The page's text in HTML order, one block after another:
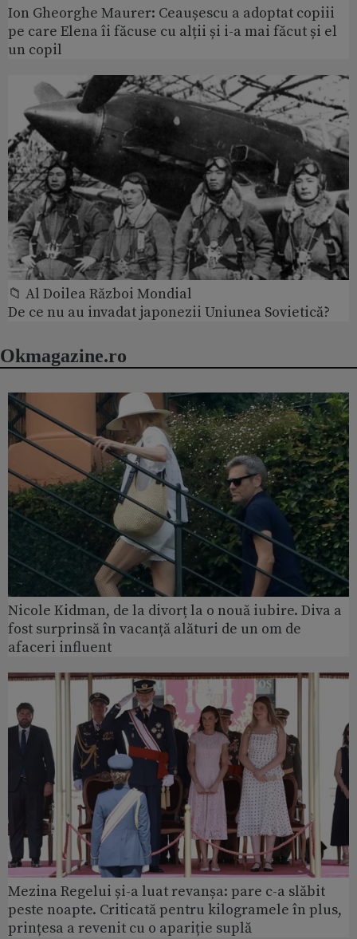
Ion Gheorghe Maurer: Ceaușescu a adoptat copiii
pe care Elena îi făcuse cu alții și i-a mai făcut și el
un copil
📁 Al Doilea Război Mondial
De ce nu au invadat japonezii Uniunea Sovietică?
Okmagazine.ro
Nicole Kidman, de la divorț la o nouă iubire. Diva a
fost surprinsă în vacanță alături de un om de
afaceri influent
Mezina Regelui și-a luat revanșa: pare c-a slăbit
peste noapte. Criticată pentru kilogramele în plus,
prințesa a revenit cu o apariție suplă